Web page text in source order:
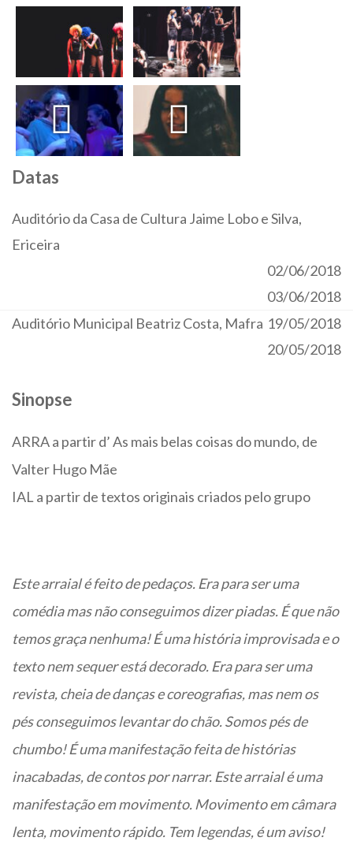
Datas
Auditório da Casa de Cultura Jaime Lobo e Silva,
Ericeira
02/06/2018
03/06/2018
Auditório Municipal Beatriz Costa, Mafra 19/05/2018
20/05/2018
Sinopse
ARRA a partir d’ As mais belas coisas do mundo, de
Valter Hugo Mãe
IAL a partir de textos originais criados pelo grupo
Este arraial é feito de pedaços. Era para ser uma
comédia mas não conseguimos dizer piadas. É que não
temos graça nenhuma! É uma história improvisada e o
texto nem sequer está decorado. Era para ser uma
revista, cheia de danças e coreografias, mas nem os
pés conseguimos levantar do chão. Somos pés de
chumbo! É uma manifestação feita de histórias
inacabadas, de contos por narrar. Este arraial é uma
manifestação em movimento. Movimento em câmara
lenta, movimento rápido. Tem legendas, é um aviso!